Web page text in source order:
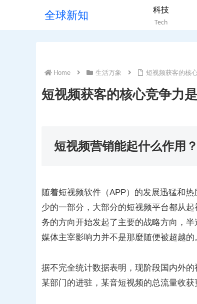
全球新知
科技
Tech
Home 生活万象 短视频获客的核
短视频获客的核心竞争力
短视频营销能起什么作用？
随着短视频软件（APP）的发展迅猛和
少的一部分，大部分的短视频平台都从
务的方向开始发起了主要的战略方向，
媒体主宰影响力并不是那麼随便被超越
据不完全统计数据表明，现阶段国内外
某部门的进驻，某音短视频的总流量收获